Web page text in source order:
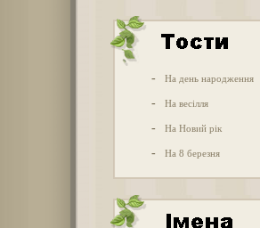
- На день народження
- На весілля
- На Новий рік
- На 8 березня